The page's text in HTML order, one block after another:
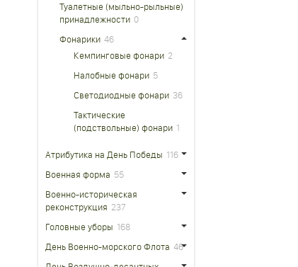
Туалетные (мыльно-рыльные)
принадлежности 0
Фонарики 46
Кемпинговые фонари 2
Налобные фонари 5
Светодиодные фонари 36
Тактические
(подствольные) фонари 1
Атрибутика на День Победы 116
Военная форма 55
Военно-историческая
реконструкция 237
Головные уборы 168
День Военно-морского Флота 46